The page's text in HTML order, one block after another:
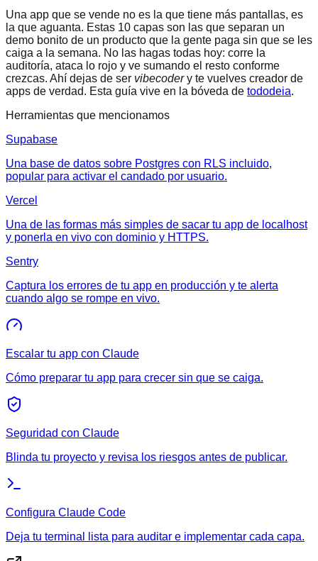
Una app que se vende no es la que tiene más pantallas, es
la que aguanta. Estas 10 capas son las que separan un
demo bonito de un producto que la gente paga sin que se les
caiga a la semana. No las hagas todas hoy: corre la
auditoría, ataca lo rojo y ve sumando el resto conforme
crezcas. Ahí dejas de ser vibecodery te vuelves creador de
apps de verdad. Esta guía vive en la bóveda de tododeia.
Herramientas que mencionamos
Supabase
Una base de datos sobre Postgres con RLS incluido,
popular para activar el candado por usuario.
Vercel
Una de las formas más simples de sacar tu app de localhost
y ponerla en vivo con dominio y HTTPS.
Sentry
Captura los errores de tu app en producción y te alerta
cuando algo se rompe en vivo.
Escalar tu app con Claude
Cómo preparar tu app para crecer sin que se caiga.
Seguridad con Claude
Blinda tu proyecto y revisa los riesgos antes de publicar.
Configura Claude Code
Deja tu terminal lista para auditar e implementar cada capa.